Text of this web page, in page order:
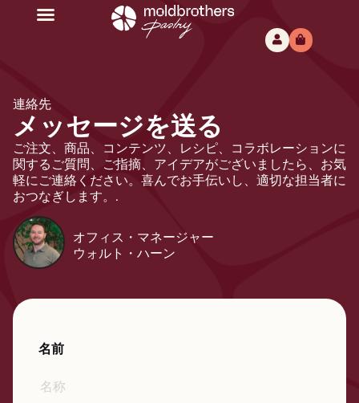
連絡先
メッセージを送る
ご注文、商品、コンテンツ、レシピ、コラボレーションに
関するご質問、ご指摘、アイデアがございましたら、お気
軽にご連絡ください。喜んでお手伝いし、適切な担当者に
おつなぎします。.
オフィス・マネージャー
ウォルト・ハーン
名前